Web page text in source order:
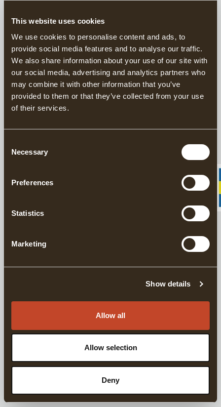
This website uses cookies
We use cookies to personalise content and ads, to
provide social media features and to analyse our traffic.
We also share information about your use of our site with
our social media, advertising and analytics partners who
may combine it with other information that you’ve
provided to them or that they’ve collected from your use
of their services.
Selection
Necessary
Preferences
Statistics
Marketing
Show details
Allow all
Allow selection
Deny
Zum Fällen & Entasten
GRÄNSFORS FORSTBEIL , ZWEITE WAHL
ZWEITE WAHL
Für vielseitigen Outdoor-Einsatz
GRÄNSFORS WILDMARKSBEIL , ZWEITE WAHL
Zum Umschäften
STIEL DER ZUR GRÄNSFORS MINIBEIL PASST
STIEL DER ZUR GRÄNSFORS WILDMARKSBEIL PASST